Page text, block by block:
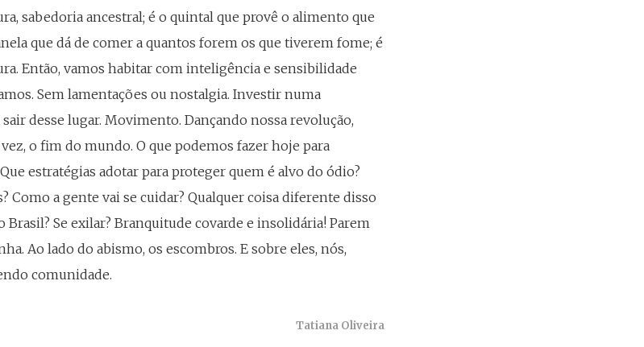
sabedoria ancestral; é o quintal que provê o alimento que
que dá de comer a quantos forem os que tiverem fome; é
Então, vamos habitar com inteligência e sensibilidade
Sem lamentações ou nostalgia. Investir numa
desse lugar. Movimento. Dançando nossa revolução,
o fim do mundo. O que podemos fazer hoje para
estratégias adotar para proteger quem é alvo do ódio?
Como a gente vai se cuidar? Qualquer coisa diferente disso
Se exilar? Branquitude covarde e insolidária! Parem
Ao lado do abismo, os escombros. E sobre eles, nós,
comunidade.
Tatiana Oliveira